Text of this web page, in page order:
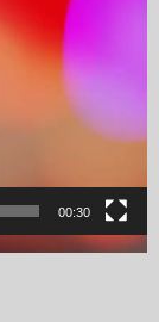
00:30